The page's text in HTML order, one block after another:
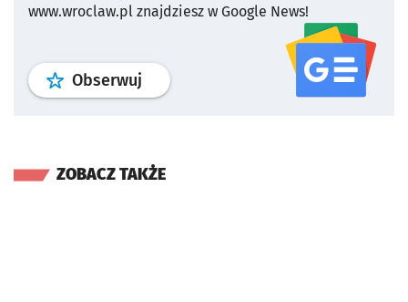
www.wroclaw.pl znajdziesz w Google News!
Obserwuj profil serwisu
ZOBACZ TAKŻE